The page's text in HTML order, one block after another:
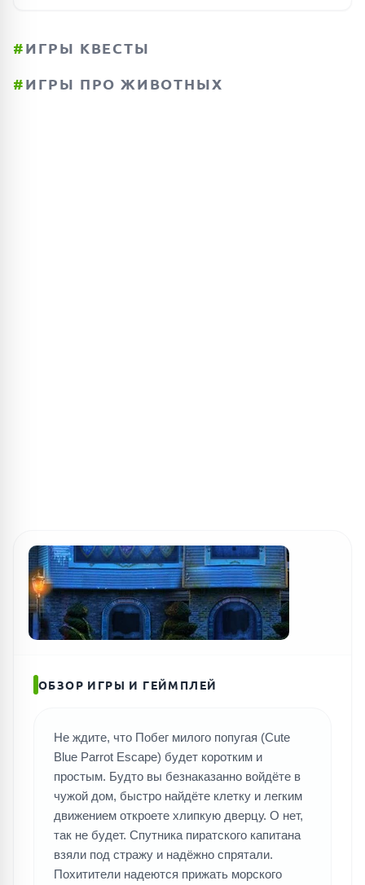
#ИГРЫ КВЕСТЫ
#ИГРЫ ПРО ЖИВОТНЫХ
ОБЗОР ИГРЫ И ГЕЙМПЛЕЙ
Не ждите, что Побег милого попугая (Cute
Blue Parrot Escape) будет коротким и
простым. Будто вы безнаказанно войдёте в
чужой дом, быстро найдёте клетку и легким
движением откроете хлипкую дверцу. О нет,
так не будет. Спутника пиратского капитана
взяли под стражу и надёжно спрятали.
Похитители надеются прижать морского